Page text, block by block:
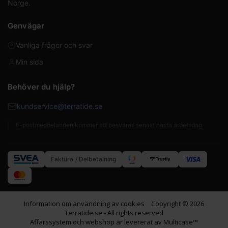
Norge.
Genvägar
Vanliga frågor och svar
Min sida
Behöver du hjälp?
kundservice@terratide.se
Faktura / Delbetalning
Information om användning av cookies
Copyright © 2026
Terratide.se - All rights reserved
Affärssystem och webshop är levererat av Multicase™